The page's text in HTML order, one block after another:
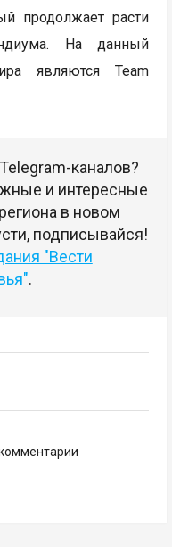
продолжает расти
На данный
являются Team
каналов?
и интересные
в новом
подписывайся!
"Вести
.